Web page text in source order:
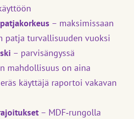
– maksimissaan
patja turvallisuuden vuoksi
– parvisängyssä
mahdollisuus on aina
käyttäjä raportoi vakavan
– MDF‑rungolla